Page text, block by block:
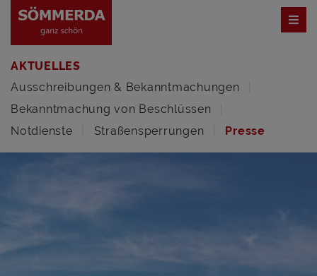
AKTUELLES
Ausschreibungen & Bekanntmachungen
Bekanntmachung von Beschlüssen
Notdienste
Straßensperrungen Presse